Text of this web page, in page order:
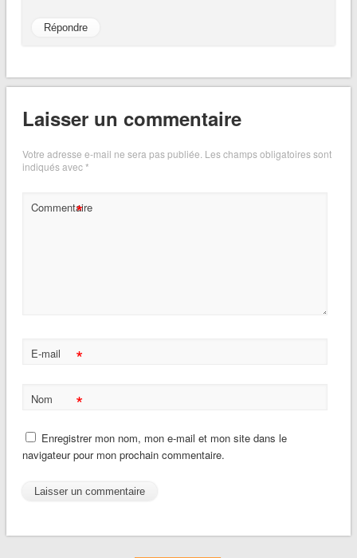
Répondre
Laisser un commentaire
Votre adresse e-mail ne sera pas publiée. Les champs obligatoires sont
indiqués avec*
Commentaire
*
E-mail *
Nom *
Enregistrer mon nom, mon e-mail et mon site dans le
navigateur pour mon prochain commentaire.